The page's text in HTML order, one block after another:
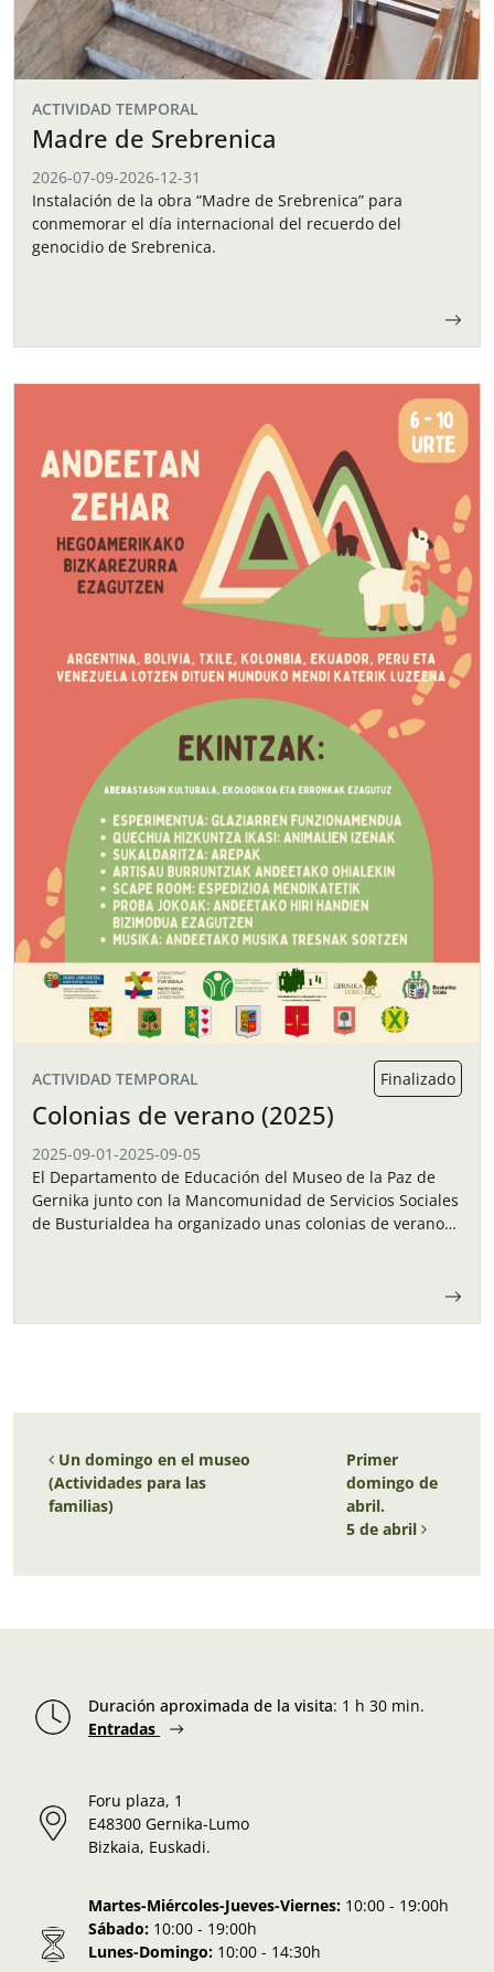
ACTIVIDAD TEMPORAL
Madre de Srebrenica
2026-07-09-2026-12-31
Instalación de la obra “Madre de Srebrenica” para
conmemorar el día internacional del recuerdo del
genocidio de Srebrenica.
ACTIVIDAD TEMPORAL Finalizado
Colonias de verano (2025)
2025-09-01-2025-09-05
El Departamento de Educación del Museo de la Paz de
Gernika junto con la Mancomunidad de Servicios Sociales
de Busturialdea ha organizado unas colonias de verano
Navegación de entradas
Un domingo en el museo
(Actividades para las
familias)
Primer
domingo de
abril.
5 de abril
Duración aproximada de la visita: 1 h 30 min.
Entradas
Foru plaza, 1
E48300 Gernika-Lumo
Bizkaia, Euskadi.
Martes-Miércoles-Jueves-Viernes: 10:00 - 19:00h
Sábado: 10:00 - 19:00h
Lunes-Domingo: 10:00 - 14:30h